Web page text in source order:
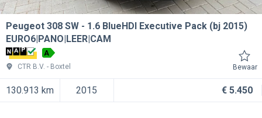
Peugeot 308 SW
1.6 BlueHDI Executive Pack (bj 2015)
EURO6|PANO|LEER|CAM
A
CTR B.V.
Boxtel Bewaar
130.913 km 2015 € 5.450